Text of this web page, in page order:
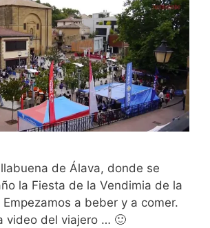
de Álava, donde se
la Fiesta de la Vendimia de la
Empezamos a beber y a comer.
video del viajero … 🙂